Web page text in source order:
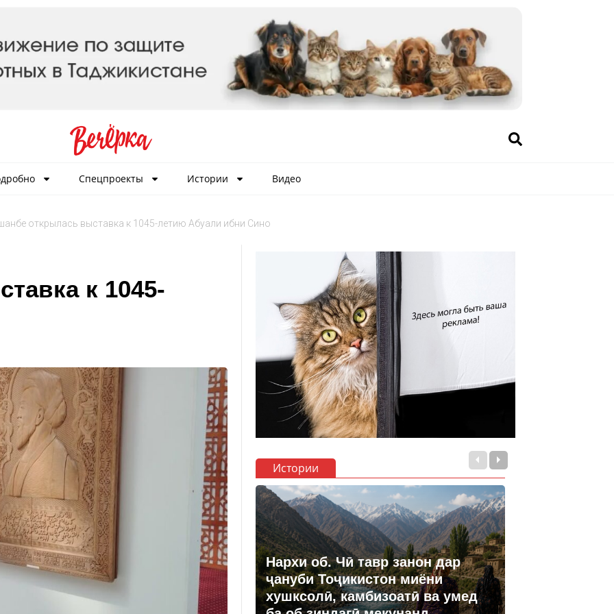
Спецпроекты Истории Видео
открылась выставка к 1045-летию Абуали ибни Сино
к 1045-
Истории
Нархи об. Чӣ тавр занон дар
ҷануби Тоҷикистон миёни
хушксолӣ, камбизоатӣ ва умед